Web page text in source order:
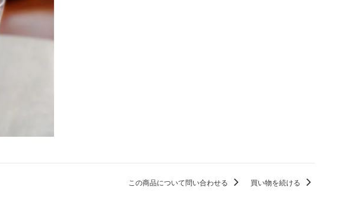
この商品について問い合わせる 買い物を続ける